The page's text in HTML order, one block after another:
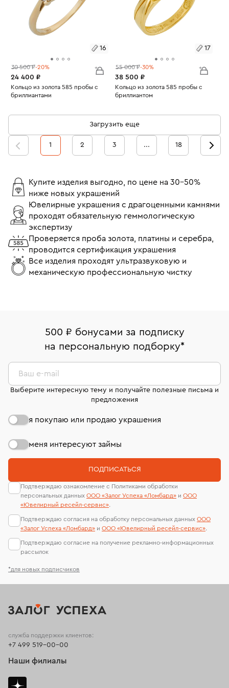
16
30 500 ₽-20%
24 400 ₽
Размеры:
Кольцо из золота 585 пробы с
бриллиантами
17
55 000 ₽-30%
38 500 ₽
Размеры:
Кольцо из золота 585 пробы с
бриллиантом
Загрузить еще
1 2 3 ... 18
Купите изделия выгодно, по цене на 30-50%
ниже новых украшений
Ювелирные украшения с драгоценными камнями
проходят обязательную геммологическую
экспертизу
Проверяется проба золота, платины и серебра,
проводится сертификация украшения
Все изделия проходят ультразвуковую и
механическую профессиональную чистку
500 ₽ бонусами за подписку
на персональную подборку*
*для новых подписчиков
Ваш e-mail
Выберите интересную тему и получайте полезные письма и
предложения
я покупаю или продаю украшения
меня интересуют займы
ПОДПИСАТЬСЯ
Подтверждаю ознакомление с Политиками обработки
персональных данных ООО «Залог Успеха «Ломбард» и ООО
«Ювелирный ресейл-сервиc».
Подтверждаю согласия на обработку персональных данных ООО
«Залог Успеха «Ломбард» и ООО «Ювелирный ресейл-сервиc».
Подтверждаю согласие на получение рекламно-информационных
рассылок
служба поддержки клиентов:
+7 499 519-00-00
Наши филиалы